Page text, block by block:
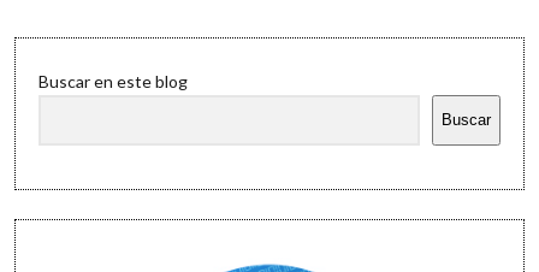
Sidebar
Buscar en este blog
Buscar